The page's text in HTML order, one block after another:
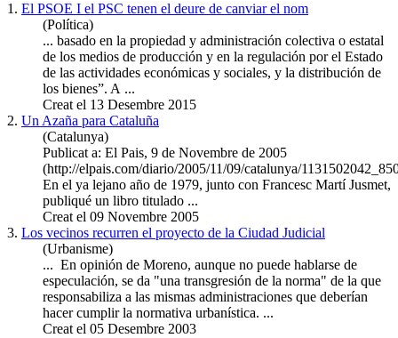
1. El PSOE I el PSC tenen el deure de canviar el nom
(Política)
... basado en la propiedad y administración colectiva o estatal
de los medios de producción y en la regulación por el Estado
de las actividades económicas y sociales, y la distribución de
los bienes”. A ...
Creat el 13 Desembre 2015
2. Un Azaña para Cataluña
(Catalunya)
Publicat a: El Pais, 9 de Novembre de 2005
(http://elpais.com/diario/2005/11/09/catalunya/
En el ya lejano año de 1979, junto con Francesc Martí Jusmet,
publiqué un libro titulado ...
Creat el 09 Novembre 2005
3. Los vecinos recurren el proyecto de la Ciudad Judicial
(Urbanisme)
... En opinión de Moreno, aunque no puede hablarse de
especulación, se da "una transgresión de la norma" de la que
responsabiliza a las mismas administraciones que deberían
hacer cumplir la normativa urbanística. ...
Creat el 05 Desembre 2003